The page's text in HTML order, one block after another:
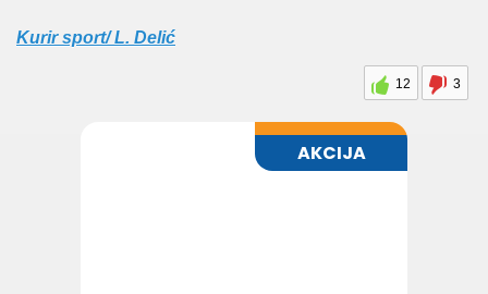
Kurir sport/ L. Delić
12 3